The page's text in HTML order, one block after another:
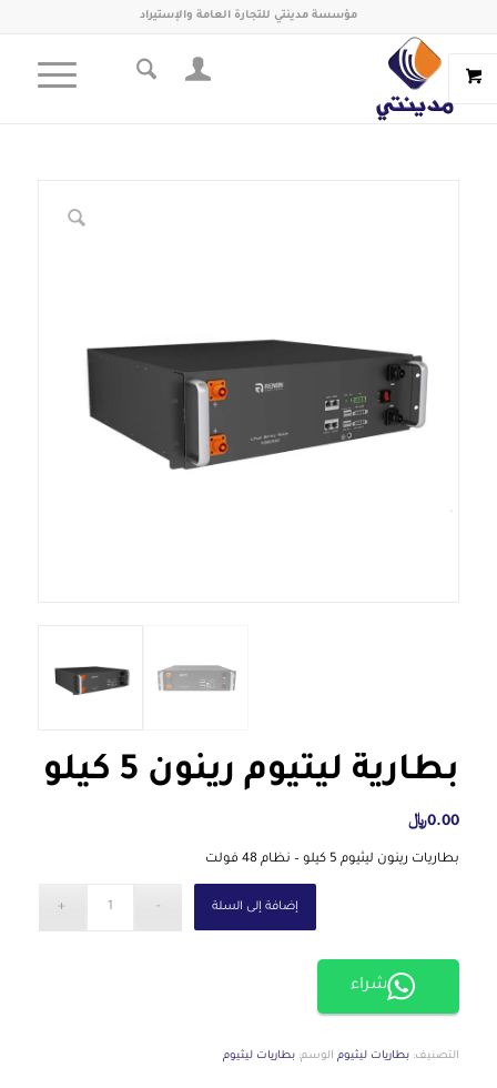
مؤسسة مدينتي للتجارة العامة والإستيراد
بطارية ليثيوم رينون 5 كيلو
0.00﷼
بطاريات رينون ليثيوم 5 كيلو – نظام 48 فولت
إضافة إلى السلة
شراء
التصنيف: بطاريات ليثيوم الوسم: بطاريات ليثيوم